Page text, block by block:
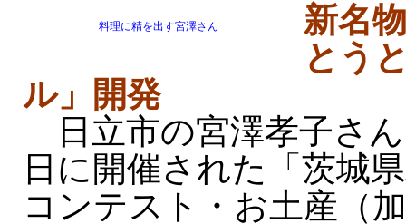
料理に精を出す宮澤さん
新名
とう
ル」開発
日立市の宮澤孝子さん
日に開催された「茨城
コンテスト・お土産（